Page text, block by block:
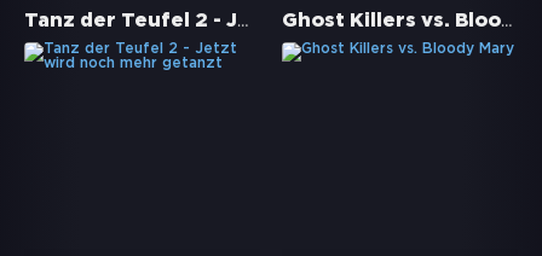
Tanz der Teufel 2 - Jetzt wird noch mehr getanzt Ghost Killers vs. Bloody Mary